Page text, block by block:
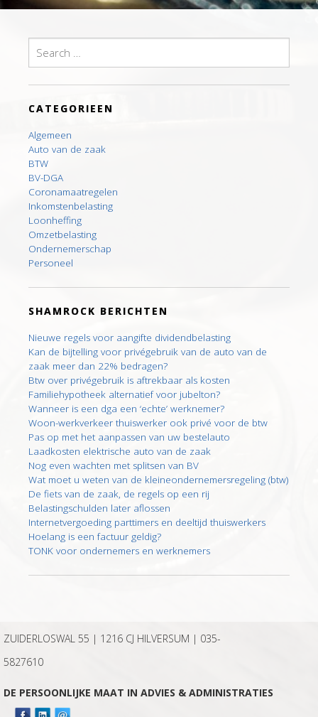
for:
CATEGORIEEN
Algemeen
Auto van de zaak
BTW
BV-DGA
Coronamaatregelen
Inkomstenbelasting
Loonheffing
Omzetbelasting
Ondernemerschap
Personeel
SHAMROCK BERICHTEN
Nieuwe regels voor aangifte dividendbelasting
Kan de bijtelling voor privégebruik van de auto van de
zaak meer dan 22% bedragen?
Btw over privégebruik is aftrekbaar als kosten
Familiehypotheek alternatief voor jubelton?
Wanneer is een dga een ‘echte’ werknemer?
Woon-werkverkeer thuiswerker ook privé voor de btw
Pas op met het aanpassen van uw bestelauto
Laadkosten elektrische auto van de zaak
Nog even wachten met splitsen van BV
Wat moet u weten van de kleineondernemersregeling (btw)
De fiets van de zaak, de regels op een rij
Belastingschulden later aflossen
Internetvergoeding parttimers en deeltijd thuiswerkers
Hoelang is een factuur geldig?
TONK voor ondernemers en werknemers
ZUIDERLOSWAL 55 | 1216 CJ HILVERSUM | 035-
5827610
DE PERSOONLIJKE MAAT IN ADVIES & ADMINISTRATIES